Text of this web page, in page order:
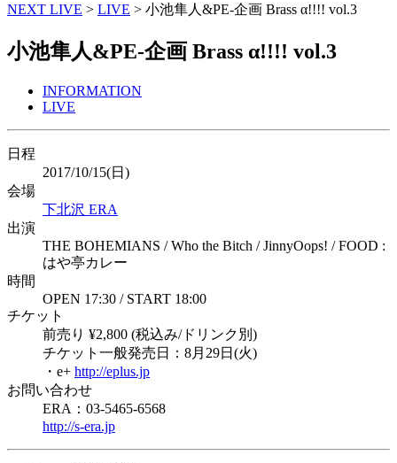
NEXT LIVE > LIVE > 小池隼人&PE-企画 Brass α!!!! vol.3
小池隼人&PE-企画 Brass α!!!! vol.3
INFORMATION
LIVE
日程
2017/10/15(日)
会場
下北沢 ERA
出演
THE BOHEMIANS / Who the Bitch / JinnyOops! / FOOD :
はや亭カレー
時間
OPEN 17:30 / START 18:00
チケット
前売り ¥2,800 (税込み/ドリンク別)
チケット一般発売日：8月29日(火)
・e+ http://eplus.jp
お問い合わせ
ERA：03-5465-6568
http://s-era.jp